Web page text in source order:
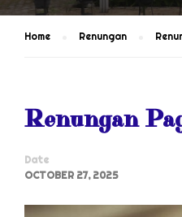
Home Renungan
Renungan
Date
OCTOBER 27, 2025